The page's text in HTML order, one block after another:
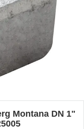
Montana DN 1"